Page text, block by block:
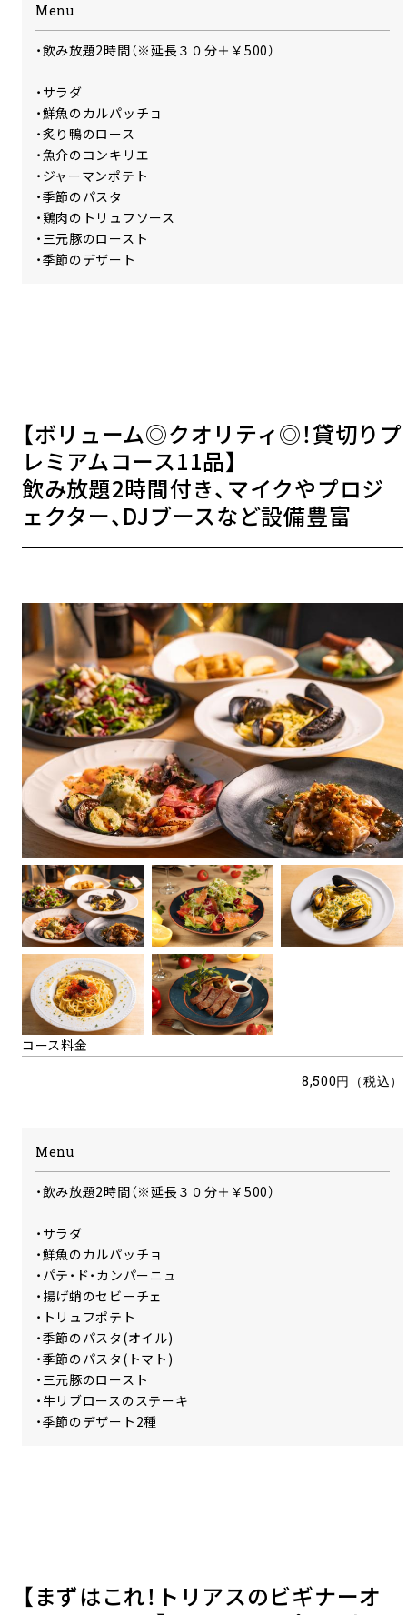
Menu
・飲み放題2時間（※延長３０分＋￥500）
・サラダ
・鮮魚のカルパッチョ
・炙り鴨のロース
・魚介のコンキリエ
・ジャーマンポテト
・季節のパスタ
・鶏肉のトリュフソース
・三元豚のロースト
・季節のデザート
【ボリューム◎クオリティ◎！貸切りプ
レミアムコース11品】
飲み放題2時間付き、マイクやプロジ
ェクター、DJブースなど設備豊富
コース料金
8,500円（税込）
Menu
・飲み放題2時間（※延長３０分＋￥500）
・サラダ
・鮮魚のカルパッチョ
・パテ・ド・カンパーニュ
・揚げ蛸のセビーチェ
・トリュフポテト
・季節のパスタ(オイル)
・季節のパスタ(トマト)
・三元豚のロースト
・牛リブロースのステーキ
・季節のデザート2種
【まずはこれ！トリアスのビギナーオ